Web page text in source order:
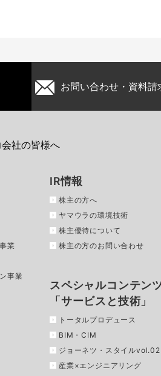
お問い合わせ・資料請
社の皆様へ
業
事業
IR情報
株主の方へ
ヤマウラの環境技術
株主優待について
株主の方のお問い合わせ
スペシャルコンテン
「サービスと技術」
トータルプロデュース
BIM・CIM
ジョーネツ・スタイルvol.02
産業×エンジニアリング